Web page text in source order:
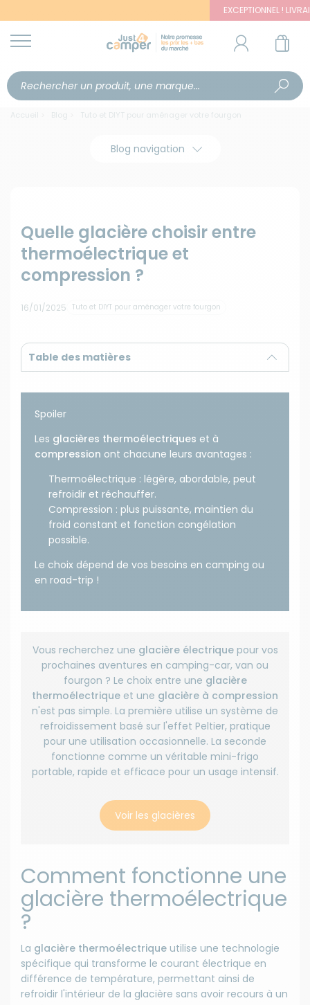
EXCEPTIONNEL ! LIVRAISON OFFERTE
Accueil Blog Tuto et DIYT pour aménager votre fourgon
Blog navigation
Quel véhicule aménagé choisir ?
06/08/2026
Le véhicule aménagé s'impose comme la solution idéale
pour les amateurs de liberté, offrant une habitation mobile
adaptée à chaque projet de voyage.
Lire la suite
Quelle glacière choisir entre
thermoélectrique et
compression ?
16/01/2025 Tuto et DIYT pour aménager votre fourgon
Table des matières
Spoiler
Les glacières thermoélectriques et à
compression ont chacune leurs avantages :
Thermoélectrique : légère, abordable, peut
refroidir et réchauffer.
Compression : plus puissante, maintien du
froid constant et fonction congélation
possible.
Le choix dépend de vos besoins en camping ou
en road-trip !
Vous recherchez une glacière électriquepour vos
prochaines aventures en camping-car, van ou
fourgon ? Le choix entre une glacière
thermoélectrique et une glacière à compression
n'est pas simple. La première utilise un système de
refroidissement basé sur l'effet Peltier, pratique
pour une utilisation occasionnelle. La seconde
fonctionne comme un véritable mini-frigo
portable, rapide et efficace pour un usage intensif.
Voir les glacières
Comment fonctionne une
glacière thermoélectrique
?
La glacière thermoélectrique utilise une technologie
spécifique qui transforme le courant électrique en
différence de température, permettant ainsi de
refroidir l'intérieur de la glacière sans avoir recours à un